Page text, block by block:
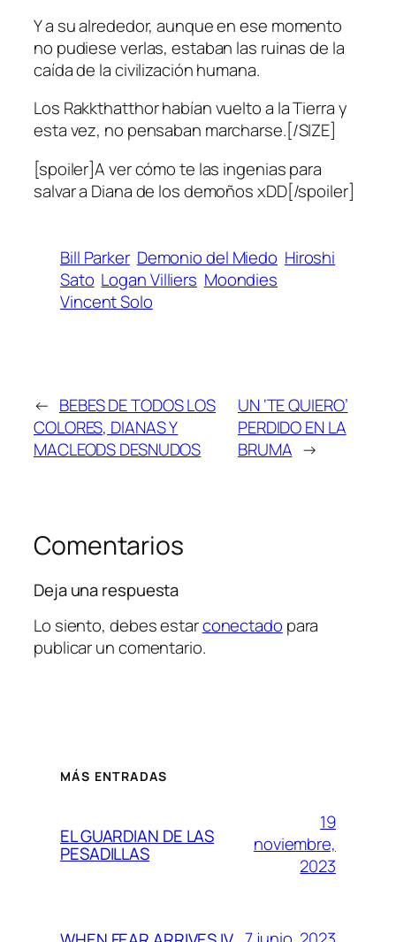
Y a su alrededor, aunque en ese momento
no pudiese verlas, estaban las ruinas de la
caída de la civilización humana.
Los Rakkthatthor habían vuelto a la Tierra y
esta vez, no pensaban marcharse.[/SIZE]
[spoiler]A ver cómo te las ingenias para
salvar a Diana de los demoños xDD[/spoiler]
Bill Parker Demonio del Miedo Hiroshi
Sato Logan Villiers Moondies
Vincent Solo
← BEBES DE TODOS LOS
COLORES, DIANAS Y
MACLEODS DESNUDOS
UN ‘TE QUIERO’
PERDIDO EN LA
BRUMA →
Comentarios
Deja una respuesta
Lo siento, debes estarconectado para
publicar un comentario.
MÁS ENTRADAS
EL GUARDIAN DE LAS
PESADILLAS
19
noviembre,
2023